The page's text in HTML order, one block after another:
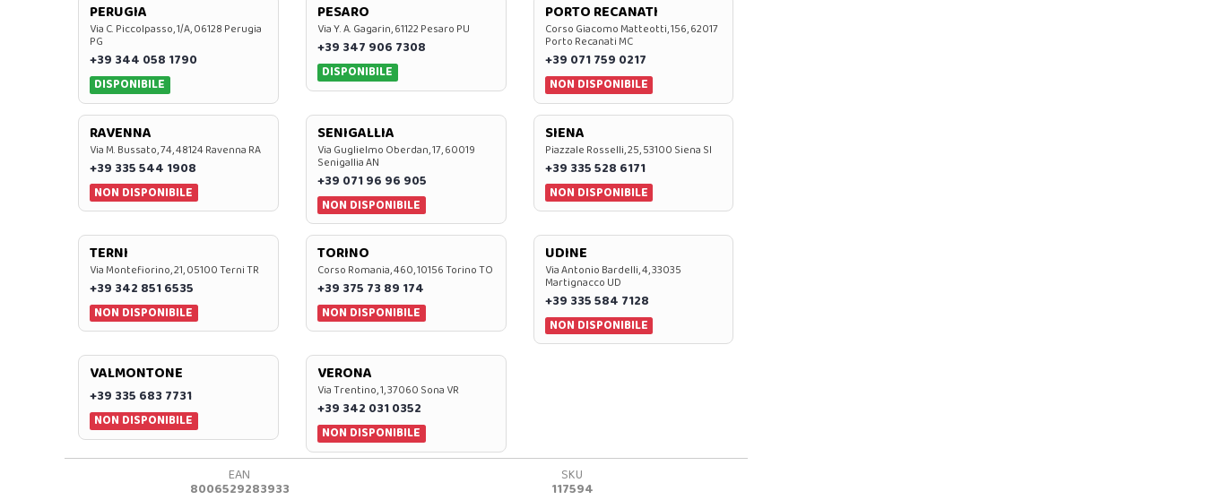
PERUGIA
Via C. Piccolpasso, 1/A, 06128 Perugia
PG
+39 344 058 1790
DISPONIBILE
PESARO
Via Y. A. Gagarin, 61122 Pesaro PU
+39 347 906 7308
DISPONIBILE
PORTO RECANATI
Corso Giacomo Matteotti, 156, 62017
Porto Recanati MC
+39 071 759 0217
NON DISPONIBILE
RAVENNA
Via M. Bussato, 74, 48124 Ravenna RA
+39 335 544 1908
NON DISPONIBILE
SENIGALLIA
Via Guglielmo Oberdan, 17, 60019
Senigallia AN
+39 071 96 96 905
NON DISPONIBILE
SIENA
Piazzale Rosselli, 25, 53100 Siena SI
+39 335 528 6171
NON DISPONIBILE
TERNI
Via Montefiorino, 21, 05100 Terni TR
+39 342 851 6535
NON DISPONIBILE
TORINO
Corso Romania, 460, 10156 Torino TO
+39 375 73 89 174
NON DISPONIBILE
UDINE
Via Antonio Bardelli, 4, 33035
Martignacco UD
+39 335 584 7128
NON DISPONIBILE
VALMONTONE
+39 335 683 7731
NON DISPONIBILE
VERONA
Via Trentino, 1, 37060 Sona VR
+39 342 031 0352
NON DISPONIBILE
EAN
8006529283933
SKU
117594